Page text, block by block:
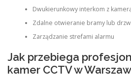
Dwukierunkowy interkom z
Zdalne otwieranie bramy lub
Zarządzanie strefami alarmu
Jak przebiega
kamer CCTV w